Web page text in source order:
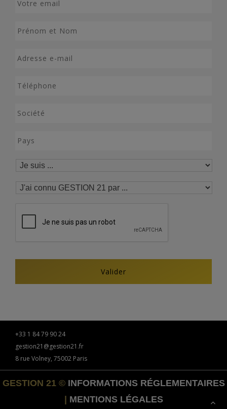
+33 1 84 79 90 24
gestion21@gestion21.fr
8 rue Volney, 75002 Paris
GESTION 21 © INFORMATIONS RÉGLEMENTAIRES
MENTIONS LÉGALES